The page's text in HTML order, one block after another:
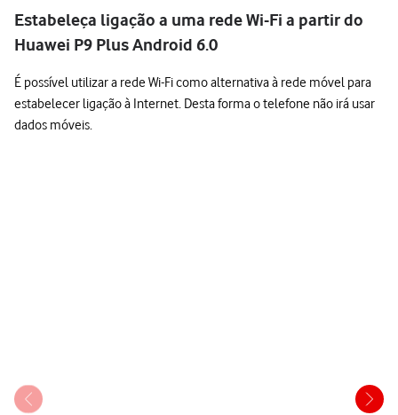
Estabeleça ligação a uma rede Wi-Fi a partir do
Huawei P9 Plus Android 6.0
É possível utilizar a rede Wi-Fi como alternativa à rede móvel para
estabelecer ligação à Internet. Desta forma o telefone não irá usar
dados móveis.